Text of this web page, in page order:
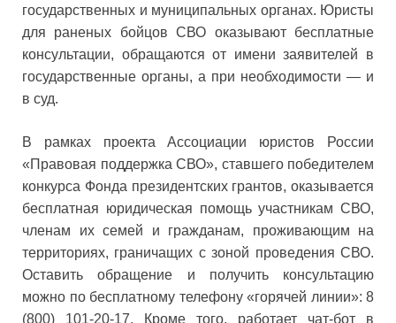
государственных и муниципальных органах. Юристы
для раненых бойцов СВО оказывают бесплатные
консультации, обращаются от имени заявителей в
государственные органы, а при необходимости — и
в суд.
В рамках проекта Ассоциации юристов России
«Правовая поддержка СВО», ставшего победителем
конкурса Фонда президентских грантов, оказывается
бесплатная юридическая помощь участникам СВО,
членам их семей и гражданам, проживающим на
территориях, граничащих с зоной проведения СВО.
Оставить обращение и получить консультацию
можно по бесплатному телефону «горячей линии»: 8
(800) 101-20-17. Кроме того, работает чат-бот в